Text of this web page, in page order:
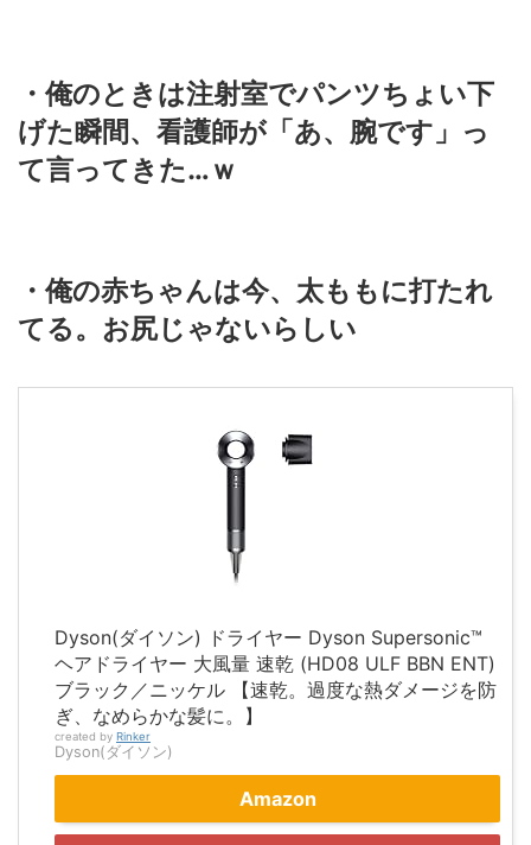
・俺のときは注射室でパンツちょい下
げた瞬間、看護師が「あ、腕です」っ
て言ってきた…ｗ
・俺の赤ちゃんは今、太ももに打たれ
てる。お尻じゃないらしい
Dyson(ダイソン) ドライヤー Dyson Supersonic™
ヘアドライヤー 大風量 速乾 (HD08 ULF BBN ENT)
ブラック／ニッケル 【速乾。過度な熱ダメージを防
ぎ、なめらかな髪に。】
created by Rinker
Dyson(ダイソン)
Amazon